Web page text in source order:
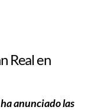
Real en
anunciado las